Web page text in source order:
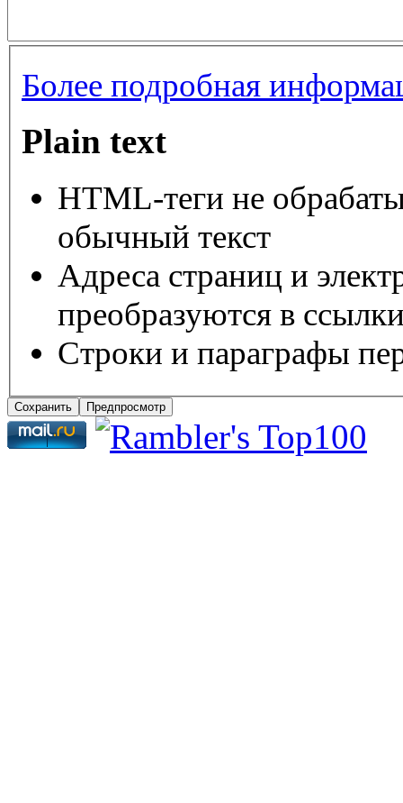
Более подробная
Plain text
HTML-теги не
обычный текст
Адреса страниц и
преобразуются в
Строки и параграфы